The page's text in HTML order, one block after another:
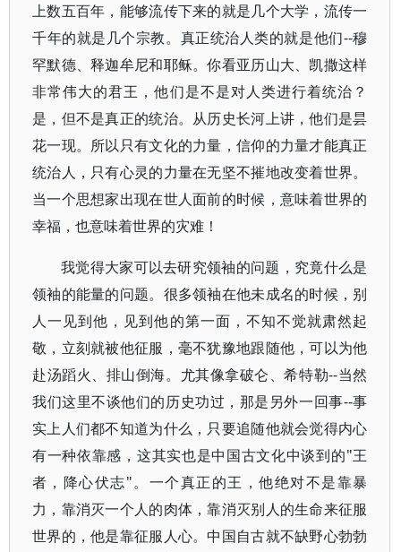
上数五百年，能够流传下来的就是几个大学，流传一
千年的就是几个宗教。真正统治人类的就是他们--穆
罕默德、释迦牟尼和耶稣。你看亚历山大、凯撒这样
非常伟大的君王，他们是不是对人类进行着统治？
是，但不是真正的统治。从历史长河上讲，他们是昙
花一现。所以只有文化的力量，信仰的力量才能真正
统治人，只有心灵的力量在无坚不摧地改变着世界。
当一个思想家出现在世人面前的时候，意味着世界的
幸福，也意味着世界的灾难！
我觉得大家可以去研究领袖的问题，究竟什么是
领袖的能量的问题。很多领袖在他未成名的时候，别
人一见到他，见到他的第一面，不知不觉就肃然起
敬，立刻就被他征服，毫不犹豫地跟随他，可以为他
赴汤蹈火、排山倒海。尤其像拿破仑、希特勒--当然
我们这里不谈他们的历史功过，那是另外一回事--事
实上人们都不知道为什么，只要追随他就会觉得内心
有一种依靠感，这其实也是中国古文化中谈到的"王
者，降心伏志"。一个真正的王，他绝对不是靠暴
力，靠消灭一个人的肉体，靠消灭别人的生命来征服
世界的，他是靠征服人心。中国自古就不缺野心勃勃